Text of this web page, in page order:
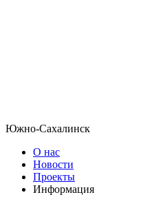
Южно-Сахалинск
О нас
Новости
Проекты
Информация